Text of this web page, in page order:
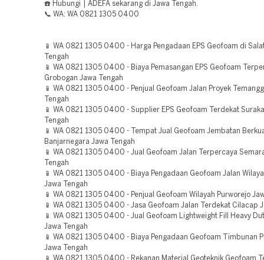
☎️ Hubungi | ADEFA sekarang di Jawa Tengah.
📞 WA: WA 0821 1305 0400
📱 WA 0821 1305 0400 - Harga Pengadaan EPS Geofoam di
Tengah
📱 WA 0821 1305 0400 - Biaya Pemasangan EPS Geofoam
Grobogan Jawa Tengah
📱 WA 0821 1305 0400 - Penjual Geofoam Jalan Proyek
Tengah
📱 WA 0821 1305 0400 - Supplier EPS Geofoam Terdekat
Tengah
📱 WA 0821 1305 0400 - Tempat Jual Geofoam Jembatan
Banjarnegara Jawa Tengah
📱 WA 0821 1305 0400 - Jual Geofoam Jalan Terpercaya
Tengah
📱 WA 0821 1305 0400 - Biaya Pengadaan Geofoam Jalan
Jawa Tengah
📱 WA 0821 1305 0400 - Penjual Geofoam Wilayah Purworejo
📱 WA 0821 1305 0400 - Jasa Geofoam Jalan Terdekat Cilacap
📱 WA 0821 1305 0400 - Jual Geofoam Lightweight Fill Heavy
Jawa Tengah
📱 WA 0821 1305 0400 - Biaya Pengadaan Geofoam Timbunan
Jawa Tengah
📱 WA 0821 1305 0400 - Rekanan Material Geoteknik Geofoam